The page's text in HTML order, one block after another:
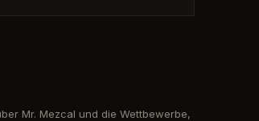
Mr. Mezcal und die Wettbewerbe,